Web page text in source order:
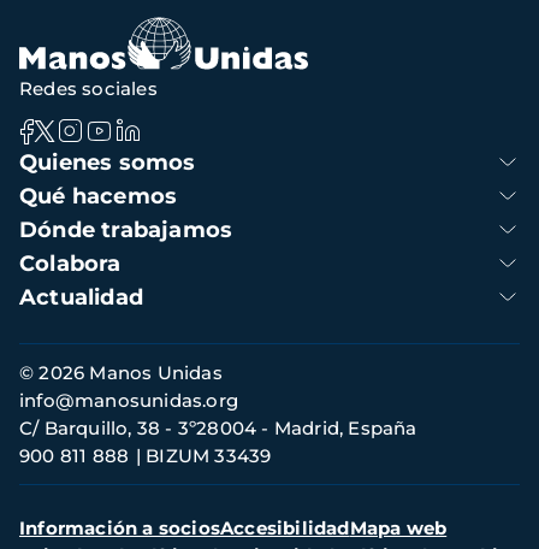
navegación
Navegación
principal
Quienes somos
Qué hacemos
Dónde trabajamos
Colabora
Actualidad
Redes sociales
Información
de
contacto
© 2026 Manos Unidas
C/ Barquillo, 38 - 3º28004 - Madrid, España
900 811 888
BIZUM 33439
info@manosunidas.org
Menú
Información a sociosAccesibilidadMapa web